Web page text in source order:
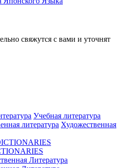
свяжутся с вами и уточнят
Учебная литература
Художественная